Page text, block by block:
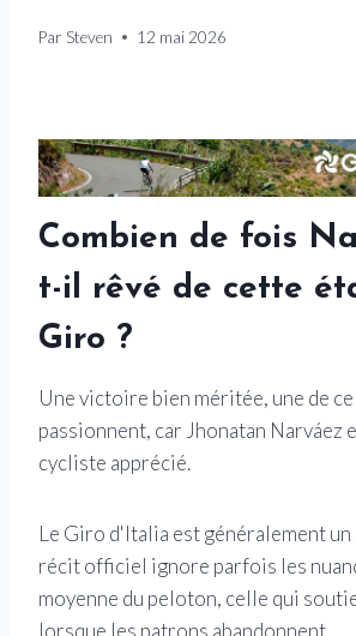
Par Steven 12 mai 2026
Combien de fois
t-il rêvé de cette
Giro ?
Une victoire bien méritée, une de
passionnent, car Jhonatan Narváez
cycliste apprécié.
Le Giro d'Italia est généralement
récit officiel ignore parfois les
moyenne du peloton, celle qui
lorsque les patrons abandonnent.